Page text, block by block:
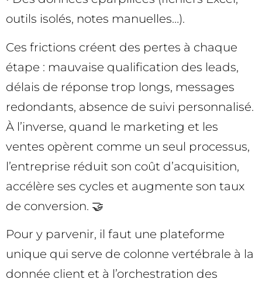
outils isolés, notes manuelles…).
Ces frictions créent des pertes à chaque
étape : mauvaise qualification des leads,
délais de réponse trop longs, messages
redondants, absence de suivi personnalisé.
À l’inverse, quand le marketing et les
ventes opèrent comme un seul processus,
l’entreprise réduit son coût d’acquisition,
accélère ses cycles et augmente son taux
de conversion. 🤝
Pour y parvenir, il faut une plateforme
unique qui serve de colonne vertébrale à la
donnée client et à l’orchestration des